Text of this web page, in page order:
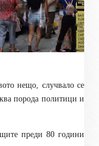
нещо, случвало се
порода политици и
преди 80 години